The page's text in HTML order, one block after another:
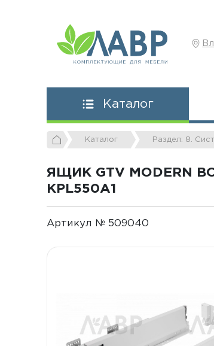
Каталог
Каталог Раздел: 8.
ЯЩИК GTV MODERN
KPL550A1
Артикул № 509040